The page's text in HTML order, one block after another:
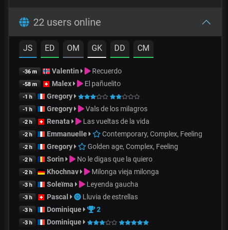
22 users online
JS ED OM GK DD CM
-36 m Valentin Recuerdo
-58 m Malex El pañuelito
-1 h Gregory
-1 h Gregory Vals de los milagros
-2 h Renata Las vueltas de la vida
-2 h Emmanuelle Contemporary, Complex, Feeling
-2 h Gregory Golden age, Complex, Feeling
-2 h Sorin No le digas que la quiero
-2 h Khochnav Milonga vieja milonga
-3 h Soleïma Leyenda gaucha
-3 h Pascal Lluvia de estrellas
-3 h Dominique 2
-3 h Dominique